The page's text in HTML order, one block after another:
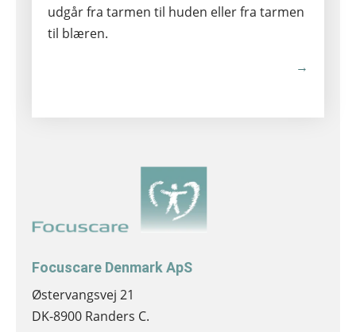
udgår fra tarmen til huden eller fra tarmen
til blæren.
→
Focuscare Denmark ApS
Østervangsvej 21
DK-8900 Randers C.